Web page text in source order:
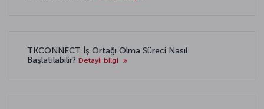
TKCONNECT İş Ortağı Olma Süreci Nasıl
Başlatılabilir? Detaylı bilgi